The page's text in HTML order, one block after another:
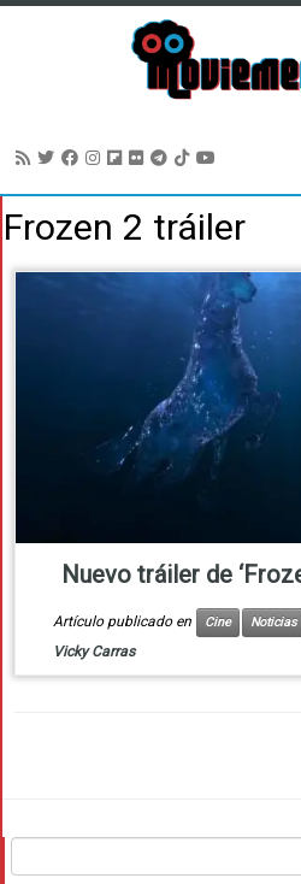
alFrozen 2 tráiler
Nuevo tráiler de
Artículo publicado en Cine Noticias
Vicky Carras